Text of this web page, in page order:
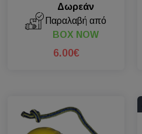
Δωρεάν
Παραλαβή από
BOX NOW
6.00€